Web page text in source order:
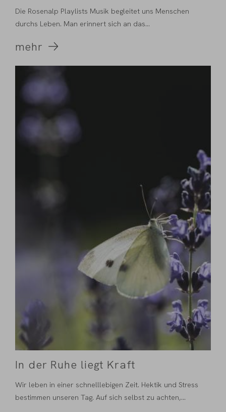
Die Rosenalp Playlists Musik begleitet uns Menschen
durchs Leben. Man erinnert sich an das
mehr
In der Ruhe liegt Kraft
Wir leben in einer schnelllebigen Zeit. Hektik und Stress
bestimmen unseren Tag. Auf sich selbst zu achten,...